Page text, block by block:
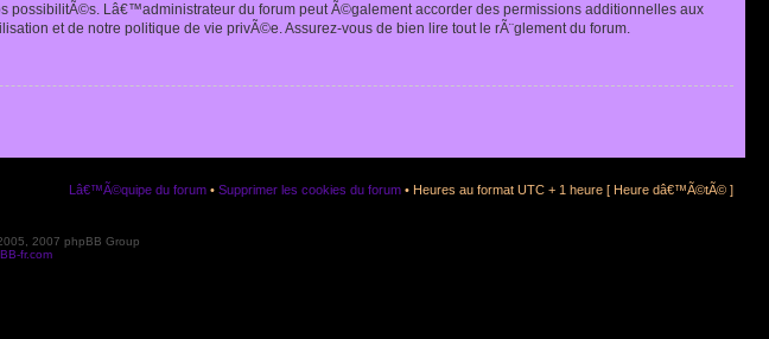
Lâ€™administrateur du forum peut Ã©galement accorder des permissions additionnelles aux
et de notre politique de vie privÃ©e. Assurez-vous de bien lire tout le rÃ¨glement du forum.
Lâ€™Ã©quipe du forum • Supprimer les cookies du forum • Heures au format UTC + 1 heure [ Heure dâ€™Ã©tÃ© ]
2007 phpBB Group
fr.com